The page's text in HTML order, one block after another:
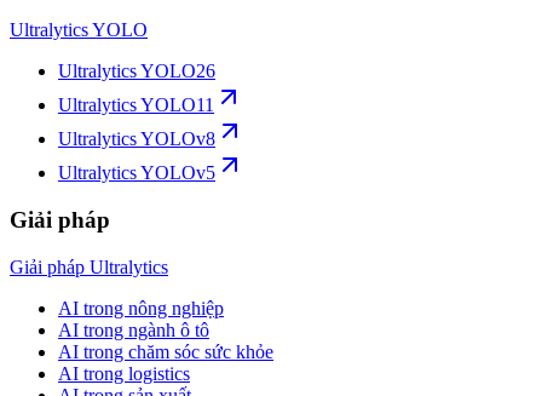
Ultralytics YOLO
Ultralytics YOLO26
Ultralytics YOLO11
Ultralytics YOLOv8
Ultralytics YOLOv5
Giải pháp
Giải pháp Ultralytics
AI trong nông nghiệp
AI trong ngành ô tô
AI trong chăm sóc sức khỏe
AI trong logistics